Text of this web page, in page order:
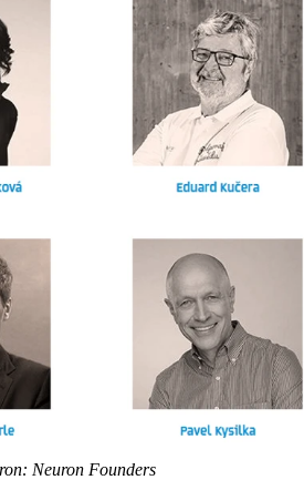
Neuron Founders